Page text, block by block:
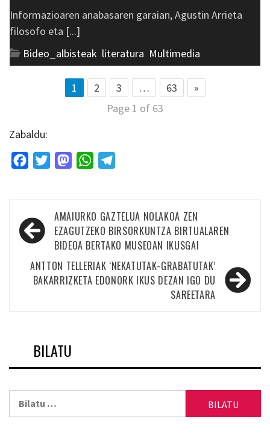
Informazioaren anabasaren garaian, Agustin Arrieta
filosofo eta [...]
Bideo_albisteak literatura Multimedia
1 2 3 … 63
»
Page 1 of 63
Zabaldu:
FacebookTwitterMastodonWhatsApp
Bidalketetan
zehar
nabigatu
AMAIURKO GAZTELUA NOLAKOA ZEN
EZAGUTZEKO BIRSORKUNTZA BIRTUALAREN
BIDEOA BERTAKO MUSEOAN IKUSGAI
ANTTON TELLERIAK ‘NEKATUTAK-GRABATUTAK’
BAKARRIZKETA EDONORK IKUS DEZAN IGO DU
SAREETARA
BILATU